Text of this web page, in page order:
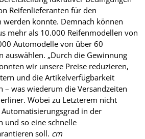
Reifenlieferanten für den
werden konnte. Demnach können
mehr als 10.000 Reifenmodellen von
Automodelle von über 60
auswählen. „Durch die Gewinnung
wir unsere Preise reduzieren,
und die Artikelverfügbarkeit
– was wiederum die Versandzeiten
Wobei zu Letzterem nicht
in der
und so eine schnelle
soll. cm